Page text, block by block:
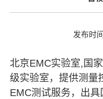
发布时
北京EMC实验室,国
级实验室，提供测量
EMC测试服务，出